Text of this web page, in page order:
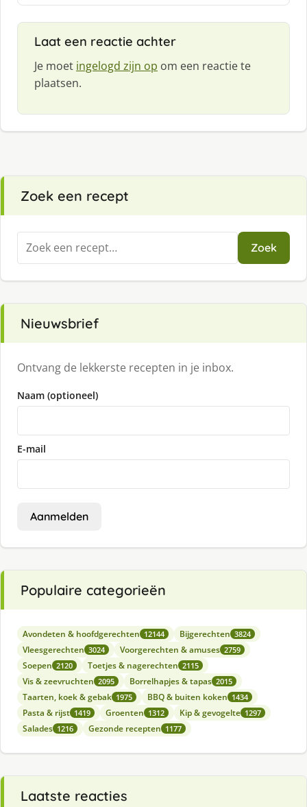
:
Laat een reactie achter
Je moet ingelogd zijn op om een reactie te
plaatsen.
Zoek een recept
Zoeken
naar:
Zoek
Nieuwsbrief
Ontvang de lekkerste recepten in je inbox.
Naam (optioneel)
E-mail
Aanmelden
Populaire categorieën
Avondeten & hoofdgerechten 12144 Bijgerechten 3824
Vleesgerechten 3024 Voorgerechten & amuses 2759
Soepen 2120 Toetjes & nagerechten 2115
Vis & zeevruchten 2095 Borrelhapjes & tapas 2015
Taarten, koek & gebak 1975 BBQ & buiten koken 1434
Pasta & rijst 1419 Groenten 1312 Kip & gevogelte 1297
Salades 1216 Gezonde recepten 1177
Laatste reacties